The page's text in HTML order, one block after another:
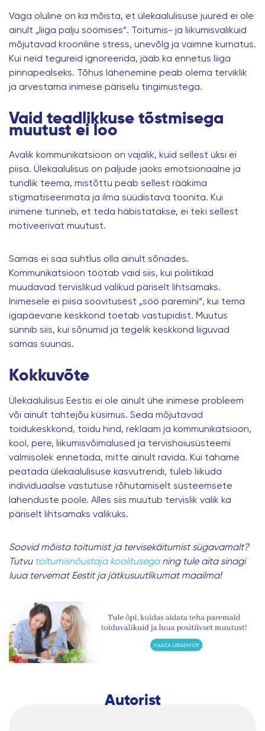
Väga oluline on ka mõista, et ülekaalulisuse juured ei ole
ainult „liiga palju söömises“. Toitumis- ja liikumisvalikuid
mõjutavad krooniline stress, unevõlg ja vaimne kurnatus.
Kui neid tegureid ignoreerida, jääb ka ennetus liiga
pinnapealseks. Tõhus lähenemine peab olema terviklik
ja arvestama inimese päriselu tingimustega.
Vaid teadlikkuse tõstmisega
muutust ei loo
Avalik kommunikatsioon on vajalik, kuid sellest üksi ei
piisa. Ülekaalulisus on paljude jaoks emotsionaalne ja
tundlik teema, mistõttu peab sellest rääkima
stigmatiseerimata ja ilma süüdistava toonita. Kui
inimene tunneb, et teda häbistatakse, ei teki sellest
motiveerivat muutust.
Samas ei saa suhtlus olla ainult sõnades.
Kommunikatsioon töötab vaid siis, kui poliitikad
muudavad tervislikud valikud päriselt lihtsamaks.
Inimesele ei piisa soovitusest „söö paremini“, kui tema
igapäevane keskkond toetab vastupidist. Muutus
sünnib siis, kui sõnumid ja tegelik keskkond liiguvad
samas suunas.
Kokkuvõte
Ülekaalulisus Eestis ei ole ainult ühe inimese probleem
või ainult tahtejõu küsimus. Seda mõjutavad
toidukeskkond, toidu hind, reklaam ja kommunikatsioon,
kool, pere, liikumisvõimalused ja tervishoiusüsteemi
valmisolek ennetada, mitte ainult ravida. Kui tahame
peatada ülekaalulisuse kasvutrendi, tuleb liikuda
individuaalse vastutuse rõhutamiselt süsteemsete
lahenduste poole. Alles siis muutub tervislik valik ka
päriselt lihtsamaks valikuks.
Soovid mõista toitumist ja tervisekäitumist sügavamalt?
Tutvu toitumisnõustaja koolituseganing tule aita sinagi
luua tervemat Eestit ja jätkusuutlikumat maailma!
Autorist